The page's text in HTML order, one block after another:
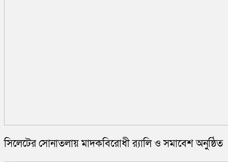
সিলেটের সোনাতলায় মাদকবিরোধী র‍্যালি ও সমাবেশ অনুষ্ঠিত